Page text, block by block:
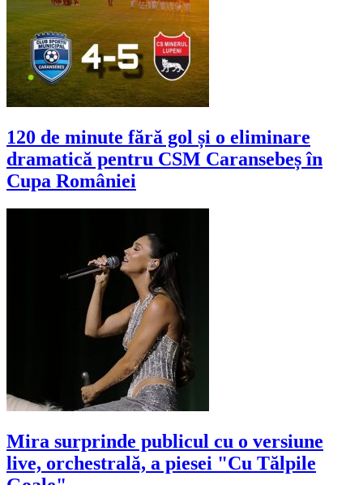
120 de minute fără gol și o eliminare
dramatică pentru CSM Caransebeș în
Cupa României
Mira surprinde publicul cu o versiune
live, orchestrală, a piesei "Cu Tălpile